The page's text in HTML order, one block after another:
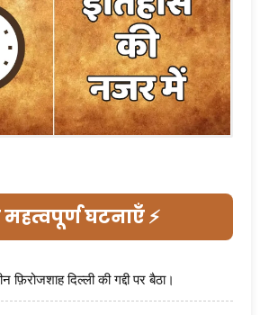
घटनाएँ ⚡
फ़िरोजशाह दिल्ली की गद्दी पर बैठा।